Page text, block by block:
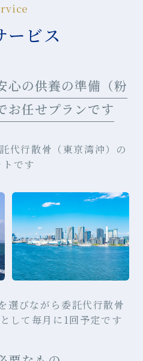
ービス
心の供養の準備（粉
お任せプランです
代行散骨（東京湾沖）の
です
選びながら委託代行散骨
して毎月に1回予定です